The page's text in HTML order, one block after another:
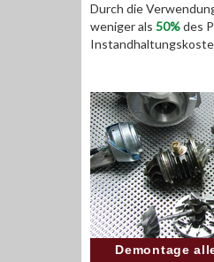
Durch die
weniger als 50%des
Demontage